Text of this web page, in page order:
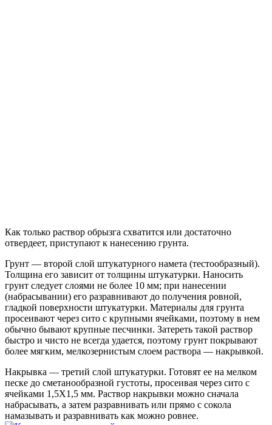
Как только раствор обрызга схватится или достаточно
отвердеет, приступают к нанесению грунта.
Грунт — второй слой штукатурного намета (тестообразный).
Толщина его зависит от толщины штукатурки. Наносить
грунт следует слоями не более 10 мм; при нанесении
(набрасывании) его разравнивают до получения ровной,
гладкой поверхности штукатурки. Материалы для грунта
просеивают через сито с крупными ячейками, поэтому в нем
обычно бывают крупные песчинки. Затереть такой раствор
быстро и чисто не всегда удается, поэтому грунт покрывают
более мягким, мелкозернистым слоем раствора — накрывкой.
Накрывка — третий слой штукатурки. Готовят ее на мелком
песке до сметанообразной густоты, просеивая через сито с
ячейками 1,5X1,5 мм. Раствор накрывки можно сначала
набрасывать, а затем разравнивать или прямо с сокола
намазывать и разравнивать как можно ровнее.